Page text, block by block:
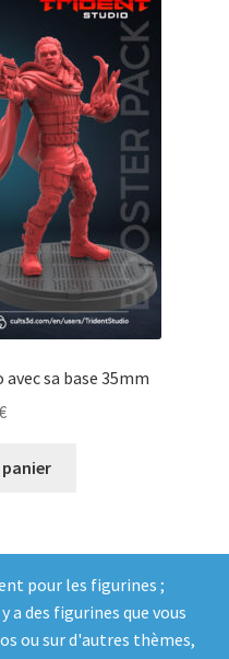
pour les figurines ;
a des figurines que vous
ou sur d'autres thèmes,
sa base 35mm